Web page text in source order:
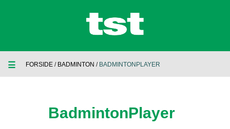
☰ FORSIDE / BADMINTON / BADMINTONPLAYER
BadmintonPlayer